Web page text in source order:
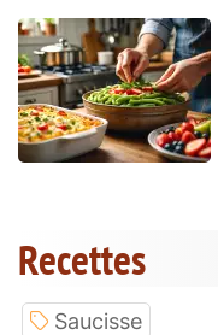
Recettes
Saucisse